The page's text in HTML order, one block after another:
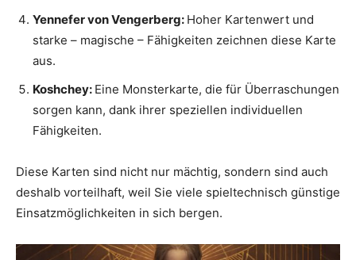
Yennefer von Vengerberg: Hoher Kartenwert und
starke – magische – Fähigkeiten zeichnen diese Karte
aus.
Koshchey: Eine Monsterkarte, die für Überraschungen
sorgen kann, dank ihrer speziellen individuellen
Fähigkeiten.
Diese Karten sind nicht nur mächtig, sondern sind auch
deshalb vorteilhaft, weil Sie viele spieltechnisch günstige
Einsatzmöglichkeiten in sich bergen.